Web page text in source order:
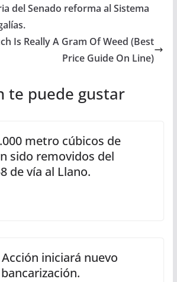
del Senado reforma al Sistema
Is Really A Gram Of Weed (Best
Price Guide On Line)
te puede gustar
metro cúbicos de
sido removidos del
de vía al Llano.
iniciará nuevo